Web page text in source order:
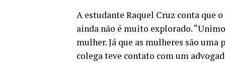
A estudante Raquel Cruz conta que
ainda não é muito explorado.
mulher. Já que as mulheres são uma
colega teve contato com um